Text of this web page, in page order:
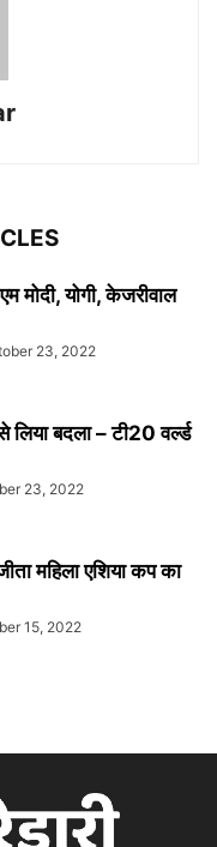
मोदी, योगी, केजरीवाल
23, 2022
लिया बदला – टी20 वर्ल्ड
23, 2022
महिला एशिया कप का
15, 2022